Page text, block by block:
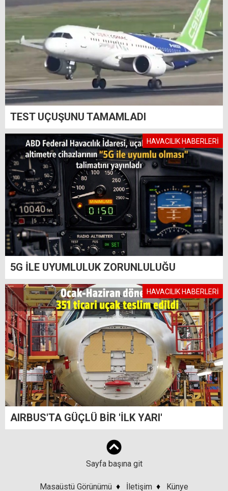
TEST UÇUŞUNU TAMAMLADI
HAVACILIK HABERLERİ
5G İLE UYUMLULUK ZORUNLULUĞU
HAVACILIK HABERLERİ
AIRBUS'TA GÜÇLÜ BİR 'İLK YARI'
Sayfa başına git
Masaüstü Görünümü ♦ İletişim ♦ Künye